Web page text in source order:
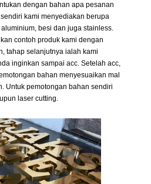
dengan bahan apa pesanan
kami menyediakan berupa
besi dan juga stainless.
contoh produk kami dengan
tahap selanjutnya ialah kami
inginkan sampai acc. Setelah acc,
bahan menyesuaikan mal
Untuk pemotongan bahan sendiri
laser cutting.